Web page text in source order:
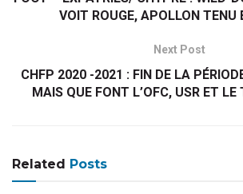
VOIT ROUGE, APOLLON TENU
Next Post
CHFP 2020 -2021 : FIN DE LA
MAIS QUE FONT L’OFC, USR ET
Related Posts